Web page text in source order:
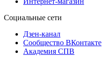
Социальные сети
Дзен-канал
Сообщество ВКонтакте
Академия СПВ